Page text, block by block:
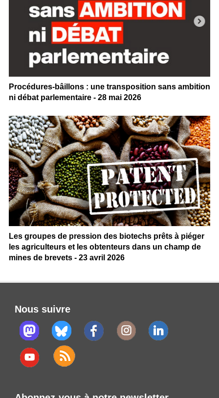
Procédures-bâillons : une transposition sans ambition
ni débat parlementaire - 28 mai 2026
Les groupes de pression des biotechs prêts à piéger
les agriculteurs et les obtenteurs dans un champ de
mines de brevets - 23 avril 2026
Nous suivre